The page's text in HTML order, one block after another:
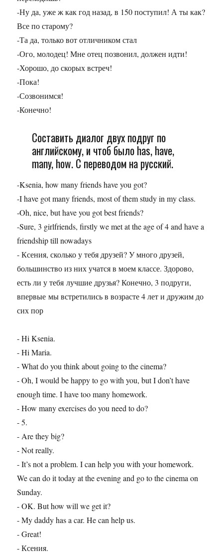
-Ну да, уже ж как год назад, в 150 поступил! А ты как?
Все по старому?
-Та да, только вот отличником стал
-Ого, молодец! Мне отец позвонил, должен идти!
-Хорошо, до скорых встреч!
-Пока!
-Созвонимся!
-Конечно!
Составить диалог двух подруг по
английскому, и чтоб было has, have,
many, how. C переводом на русский.
-Ksenia, how many friends have you got?
-I have got many friends, most of them study in my class.
-Oh, nice, but have you got best friends?
-Sure, 3 girlfriends, firstly we met at the age of 4 and have a
friendship till nowadays
- Ксения, сколько у тебя друзей? У много друзей,
большинство из них учатся в моем классе. Здорово,
есть ли у тебя лучшие друзья? Конечно, 3 подруги,
впервые мы встретились в возрасте 4 лет и дружим до
сих пор
- Hi Ksenia.
- Hi Maria.
- What do you think about going to the cinema?
- Oh, I would be happy to go with you, but I don’t have
enough time. I have too many homework.
- How many exercises do you need to do?
- 5.
- Are they big?
- Not really.
- It’s not a problem. I can help you with your homework.
We can do it today at the evening and go to the cinema on
Sunday.
- OK. But how will we get it?
- My daddy has a car. He can help us.
- Great!
- Ксения.